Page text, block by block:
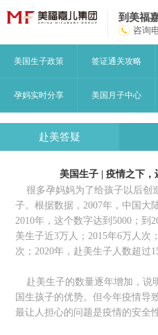
到美福
咨询
美国生子政策 签证通关攻略
孕妈实时分享 美国月子中心
赴美答疑
美国生子 | 疫情之下，
很多孕妈妈为了给孩子以后创
子。根据数据，2007年，中国大
2010年，这个数字达到5000；到
美生子近3万人；2015年6万人次
次；2020年，赴美生子人数超过
赴美生子的数量逐年增加，说
国生孩子的优势。但今年疫情导
最让人担心的问题是疫情的安全性